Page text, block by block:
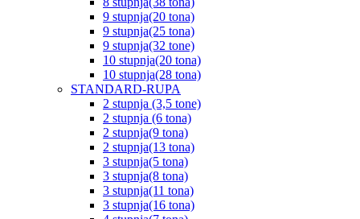
9 stupnja(20 tona)
9 stupnja(25 tona)
9 stupnja(32 tone)
10 stupnja(20 tona)
10 stupnja(28 tona)
STANDARD-RUPA
2 stupnja (3,5 tone)
2 stupnja (6 tona)
2 stupnja(9 tona)
2 stupnja(13 tona)
3 stupnja(5 tona)
3 stupnja(8 tona)
3 stupnja(11 tona)
3 stupnja(16 tona)